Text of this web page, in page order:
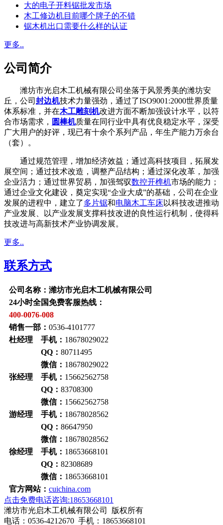
大的电子开料锯批发市场
木工修边机目前哪个牌子的不错
锯木机出口需要什么样的认证
更多..
公司简介
潍坊市光启木工机械有限公司坐落于风景秀美的潍坊安
丘，公司 封边机技术力量强劲，通过了ISO9001:2000世界质量
体系标准，并在木工雕刻机改进方面不断加强设计水平，以符
合市场需求， 圆棒机质量在同行业中具有优良稳定水平，深受
广大用户的好评，现已有十余个系列产品，年生产能力万余台
（套）。
通过规范管理，增加经济效益；通过高科技项目，拓展发
展空间；通过技术改造，调整产品结构；通过深化改革，加强
企业活力；通过世界贸易，加强驾驭数控开榫机市场的能力；
通过企业文化建设，奠定实现“企业大成”的基础，公司在企业
发展的进程中，建立了多片锯和电脑木工车床以科技改进推动
产业发展、以产业发展支撑科技改进的良性运行机制，使得科
技改进与高新技术产业协调发展。
更多..
联系方式
公司名称：潍坊市光启木工机械有限公司
24小时全国免费客服热线：
400-0076-008
销售一部： 0536-4101777
杜经理 手机： 18678029022
QQ： 80711495
微信： 18678029022
张经理 手机： 15662562758
QQ： 83708300
微信： 15662562758
游经理 手机： 18678028562
QQ： 86647950
微信： 18678028562
徐经理 手机： 18653668101
QQ： 82308689
微信： 18653668101
官方网站： cuichina.com
点击免费电话咨询:18653668101
潍坊市光启木工机械有限公司 版权所有
电话：0536-4212670 手机：18653668101